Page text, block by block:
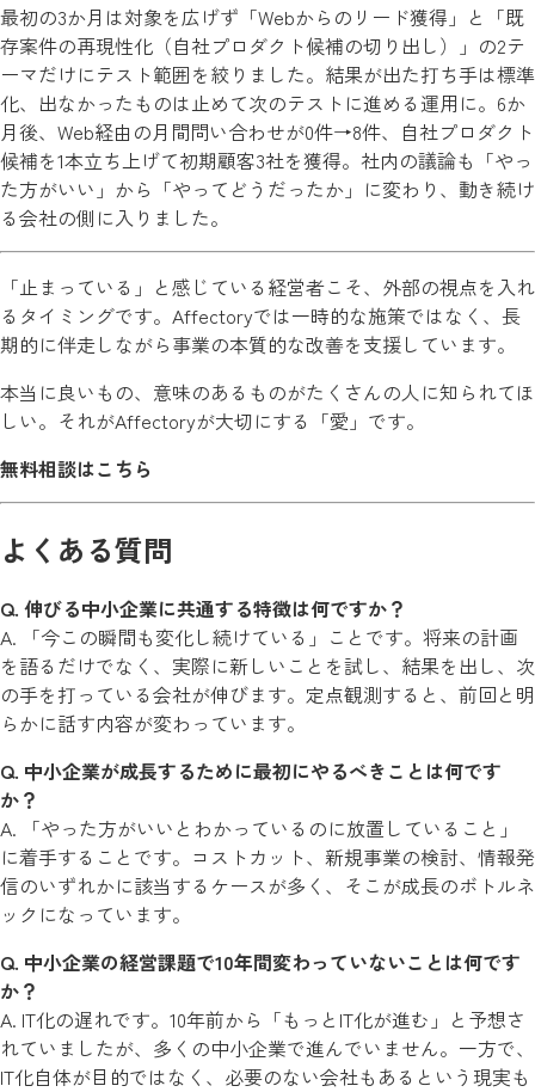
最初の3か月は対象を広げず「Webからのリード獲得」と「既
存案件の再現性化（自社プロダクト候補の切り出し）」の2テ
ーマだけにテスト範囲を絞りました。結果が出た打ち手は標準
化、出なかったものは止めて次のテストに進める運用に。6か
月後、Web経由の月間問い合わせが0件→8件、自社プロダクト
候補を1本立ち上げて初期顧客3社を獲得。社内の議論も「やっ
た方がいい」から「やってどうだったか」に変わり、動き続け
る会社の側に入りました。
「止まっている」と感じている経営者こそ、外部の視点を入れ
るタイミングです。Affectoryでは一時的な施策ではなく、長
期的に伴走しながら事業の本質的な改善を支援しています。
本当に良いもの、意味のあるものがたくさんの人に知られてほ
しい。それがAffectoryが大切にする「愛」です。
無料相談はこちら
よくある質問
Q. 伸びる中小企業に共通する特徴は何ですか？
A. 「今この瞬間も変化し続けている」ことです。将来の計画
を語るだけでなく、実際に新しいことを試し、結果を出し、次
の手を打っている会社が伸びます。定点観測すると、前回と明
らかに話す内容が変わっています。
Q. 中小企業が成長するために最初にやるべきことは何です
か？
A. 「やった方がいいとわかっているのに放置していること」
に着手することです。コストカット、新規事業の検討、情報発
信のいずれかに該当するケースが多く、そこが成長のボトルネ
ックになっています。
Q. 中小企業の経営課題で10年間変わっていないことは何です
か？
A. IT化の遅れです。10年前から「もっとIT化が進む」と予想さ
れていましたが、多くの中小企業で進んでいません。一方で、
IT化自体が目的ではなく、必要のない会社もあるという現実も